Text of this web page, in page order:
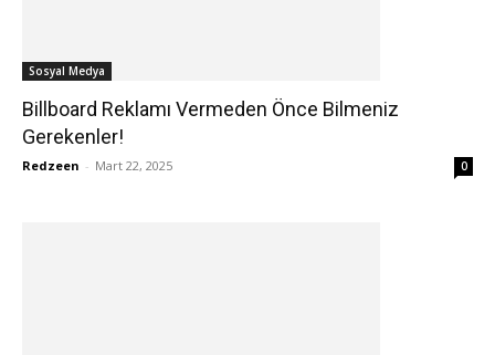
Sosyal Medya
Billboard Reklamı Vermeden Önce Bilmeniz
Gerekenler!
Redzeen - Mart 22, 2025 0